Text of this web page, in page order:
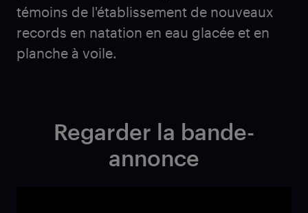
témoins de l'établissement de nouveaux
records en natation en eau glacée et en
planche à voile.
Regarder la bande-
annonce